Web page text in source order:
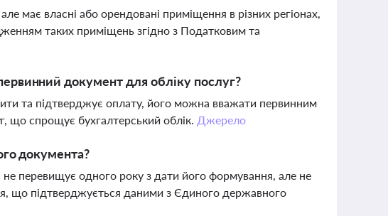
має власні або орендовані приміщення в різних регіонах,
таких приміщень згідно з Податковим та
документ для обліку послуг?
та підтверджує оплату, його можна вважати первинним
що спрощує бухгалтерський облік. Джерело
документа?
не перевищує одного року з дати його формування, але не
що підтверджується даними з Єдиного державного